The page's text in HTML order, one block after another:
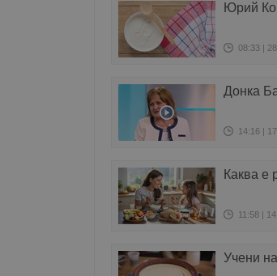
Юрий
08:33 |
Донка
14:16 |
Каква е
11:58 |
Учени